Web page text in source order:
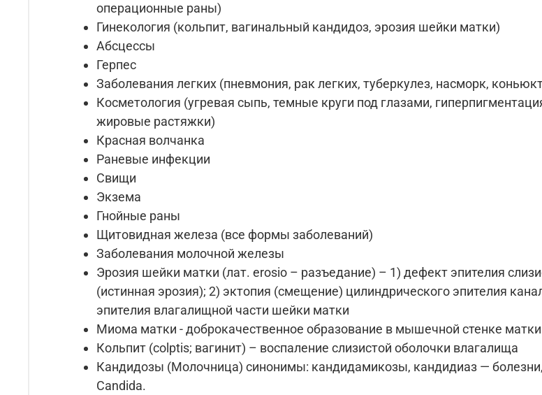
операционные раны)
Гинекология (кольпит, вагинальный кандидоз, эрозия шейки матки)
Абсцессы
Герпес
Заболевания легких (пневмония, рак легких, туберкулез, насморк,
Косметология (угревая сыпь, темные круги под глазами,
жировые растяжки)
Красная волчанка
Раневые инфекции
Свищи
Экзема
Гнойные раны
Щитовидная железа (все формы заболеваний)
Заболевания молочной железы
Эрозия шейки матки (лат. erosio – разъедание) – 1) дефект эпителия
(истинная эрозия); 2) эктопия (смещение) цилиндрического эпителия
эпителия влагалищной части шейки матки
Миома матки - доброкачественное образование в мышечной стенке матки
Кольпит (colptis; вагинит) – воспаление слизистой оболочки влагалища
Кандидозы (Молочница) синонимы: кандидамикозы, кандидиаз —
Candida.